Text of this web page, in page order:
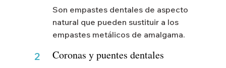
Son empastes dentales de aspecto
natural que pueden sustituir a los
empastes metálicos de amalgama.
2 Coronas y puentes dentales